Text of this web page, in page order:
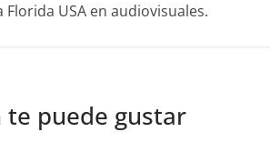
USA en audiovisuales.
te puede gustar